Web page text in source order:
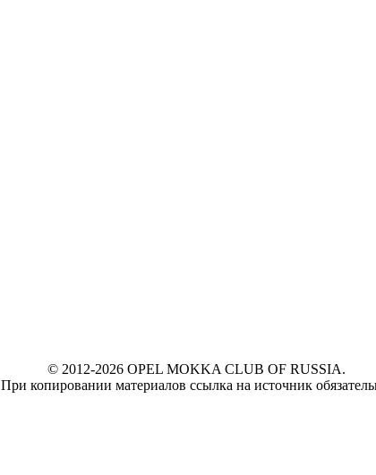
© 2012-2026 OPEL MOKKA CLUB OF RUSSIA.
При копировании материалов ссылка на источник